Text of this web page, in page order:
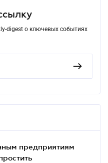
digest о ключевых событиях
предприятиям